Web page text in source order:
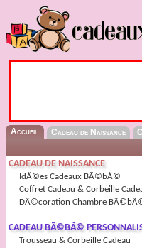
Accueil Cadeau de Naissance
CADEAU DE NAISSANCE
IdÃ©es Cadeaux BÃ©bÃ©
Coffret Cadeau & Corbeille
DÃ©coration Chambre
CADEAU BÃ©BÃ©
Trousseau & Corbeille Cadeau